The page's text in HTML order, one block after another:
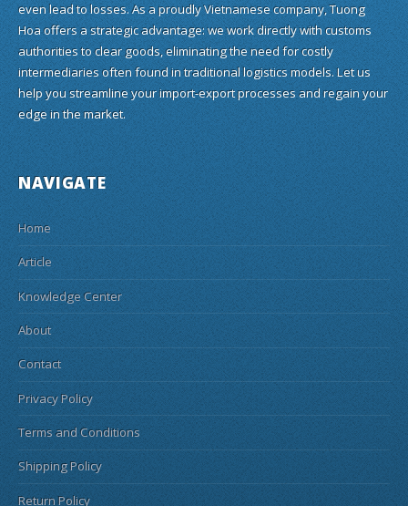
even lead to losses. As a proudly Vietnamese company, Tuong
Hoa offers a strategic advantage: we work directly with customs
authorities to clear goods, eliminating the need for costly
intermediaries often found in traditional logistics models. Let us
help you streamline your import-export processes and regain your
edge in the market.
NAVIGATE
Home
Article
Knowledge Center
About
Contact
Privacy Policy
Terms and Conditions
Shipping Policy
Return Policy